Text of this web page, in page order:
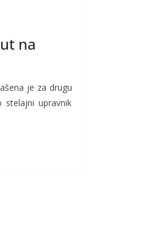
na
je za drugu
stelajni upravnik